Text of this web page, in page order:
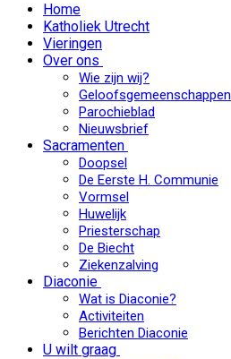
Home
Katholiek Utrecht
Vieringen
Over ons
Wie zijn wij?
Geloofsgemeenschappen
Parochieblad
Nieuwsbrief
Sacramenten
Doopsel
De Eerste H. Communie
Vormsel
Huwelijk
Priesterschap
De Biecht
Ziekenzalving
Diaconie
Wat is Diaconie?
Activiteiten
Berichten Diaconie
U wilt graag